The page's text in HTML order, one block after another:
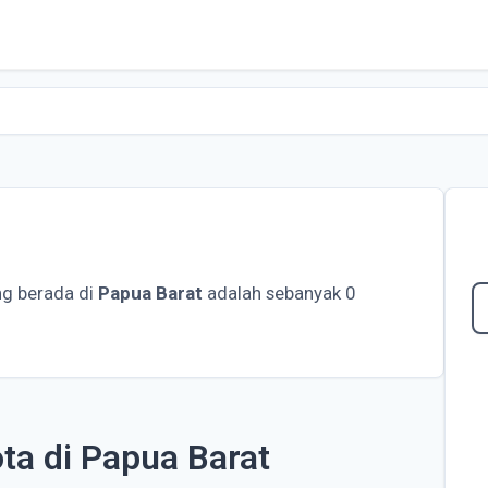
berada di Papua Barat adalah sebanyak 0
di Papua Barat